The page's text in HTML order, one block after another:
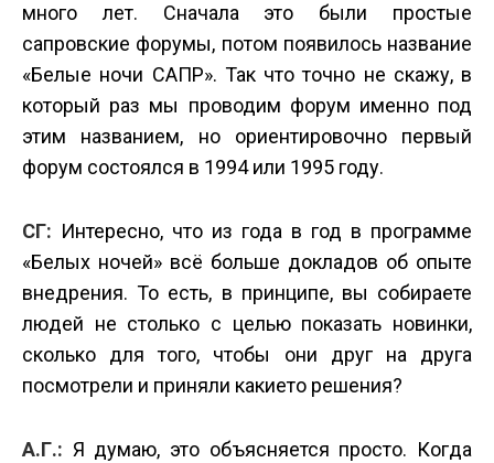
много лет. Сначала это были простые
сапровские форумы, потом появилось название
«Белые ночи САПР». Так что точно не скажу, в
который раз мы проводим форум именно под
этим названием, но ориентировочно первый
форум состоялся в 1994 или 1995 году.
СГ: Интересно, что из года в год в программе
«Белых ночей» всё больше докладов об опыте
внедрения. То есть, в принципе, вы собираете
людей не столько с целью показать новинки,
сколько для того, чтобы они друг на друга
посмотрели и приняли какие­то решения?
А.Г.: Я думаю, это объясняется просто. Когда